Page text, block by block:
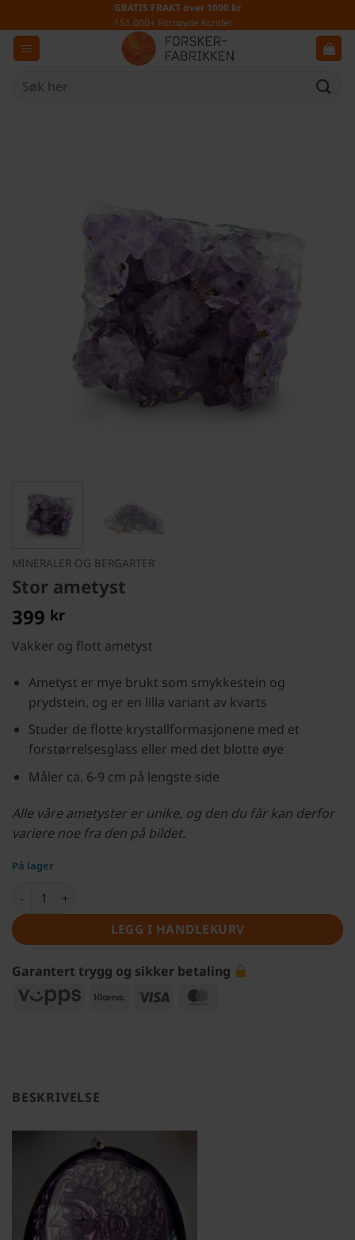
to
content
GRATIS FRAKT over 1000 kr
151.000+ Fornøyde Kunder
Søk
MINERALER OG BERGARTER
Stor ametyst
399 kr
Vakker og flott ametyst
Ametyst er mye brukt som smykkestein og
prydstein, og er en lilla variant av kvarts
Studer de flotte krystallformasjonene med et
forstørrelsesglass eller med det blotte øye
Måler ca. 6-9 cm på lengste side
Alle våre ametyster er unike, og den du får kan derfor
variere noe fra den på bildet.
På lager
Stor ametyst antall
LEGG I HANDLEKURV
Garantert trygg og sikker betaling
Vipps
Klarna Visa
BESKRIVELSE